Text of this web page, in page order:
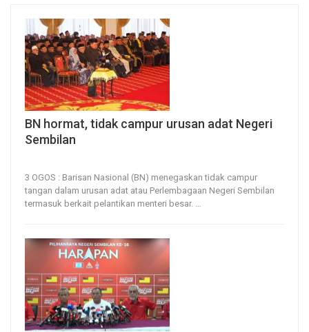
BN hormat, tidak campur urusan adat Negeri
Sembilan
3 OGOS : Barisan Nasional (BN) menegaskan tidak campur
tangan dalam urusan adat atau Perlembagaan Negeri Sembilan
termasuk berkait pelantikan menteri besar. …